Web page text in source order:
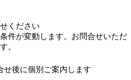
ください
件が変動します。お問合せいただ
。
せ後に個別ご案内します